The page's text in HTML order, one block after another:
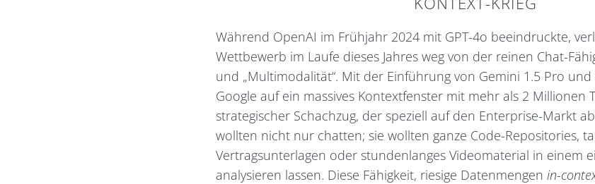
Während OpenAI im Frühjahr 2024 mit GPT-4o beeindruckte,
Wettbewerb im Laufe dieses Jahres weg von der reinen Chat-
und „Multimodalität“. Mit der Einführung von Gemini 1.5 Pro
Google auf ein massives Kontextfenster mit mehr als 2 Millionen
strategischer Schachzug, der speziell auf den Enterprise-Markt
wollten nicht nur chatten; sie wollten ganze Code-Repositories,
Vertragsunterlagen oder stundenlanges Videomaterial in einem
analysieren lassen. Diese Fähigkeit, riesige Datenmengen in-